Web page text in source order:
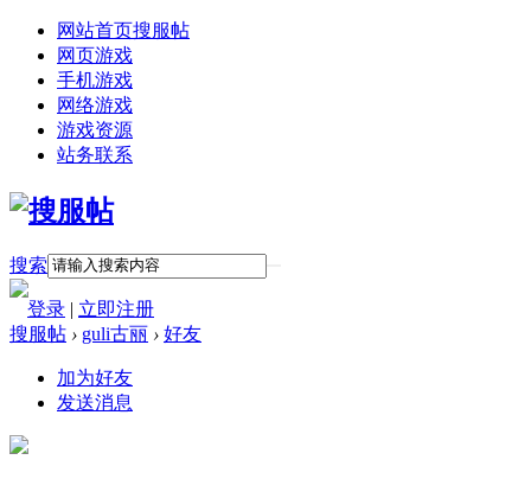
网站首页搜服帖
网页游戏
手机游戏
网络游戏
游戏资源
站务联系
搜索
登录 | 立即注册
搜服帖 › guli古丽 › 好友
加为好友
发送消息